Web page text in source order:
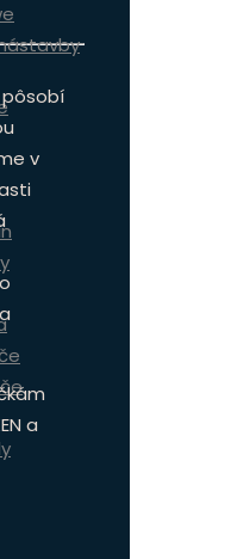
pôsobí
v
a